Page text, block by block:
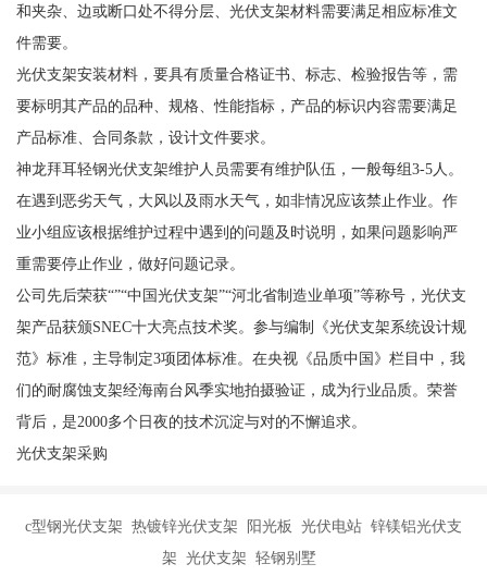
和夹杂、边或断口处不得分层、光伏支架材料需要满足相应标准文
件需要。
光伏支架安装材料，要具有质量合格证书、标志、检验报告等，需
要标明其产品的品种、规格、性能指标，产品的标识内容需要满足
产品标准、合同条款，设计文件要求。
神龙拜耳轻钢光伏支架维护人员需要有维护队伍，一般每组3-5人。
在遇到恶劣天气，大风以及雨水天气，如非情况应该禁止作业。作
业小组应该根据维护过程中遇到的问题及时说明，如果问题影响严
重需要停止作业，做好问题记录。
公司先后荣获“”“中国光伏支架”“河北省制造业单项”等称号，光伏支
架产品获颁SNEC十大亮点技术奖。参与编制《光伏支架系统设计规
范》标准，主导制定3项团体标准。在央视《品质中国》栏目中，我
们的耐腐蚀支架经海南台风季实地拍摄验证，成为行业品质。荣誉
背后，是2000多个日夜的技术沉淀与对的不懈追求。
光伏支架采购
c型钢光伏支架 热镀锌光伏支架 阳光板 光伏电站 锌镁铝光伏支
架 光伏支架 轻钢别墅